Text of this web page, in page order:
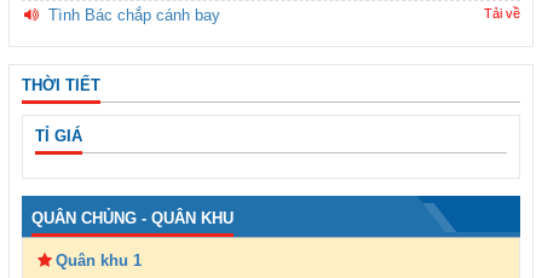
Tình Bác chắp cánh bay Tải về
THỜI TIẾT
TỈ GIÁ
QUÂN CHỦNG - QUÂN KHU
Quân khu 1